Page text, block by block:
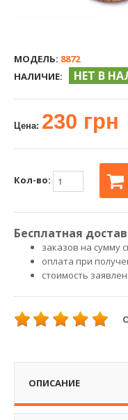
МОДЕЛЬ: 8872
НАЛИЧИЕ:
НЕТ В
Цена: 230 грн
Кол-во:
Бесплатная
заказов на сумму
оплата при
стоимость
ОПИСАНИЕ